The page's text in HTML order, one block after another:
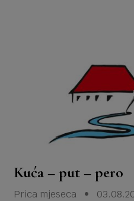
Kuća – put – pero
Prica mjeseca •